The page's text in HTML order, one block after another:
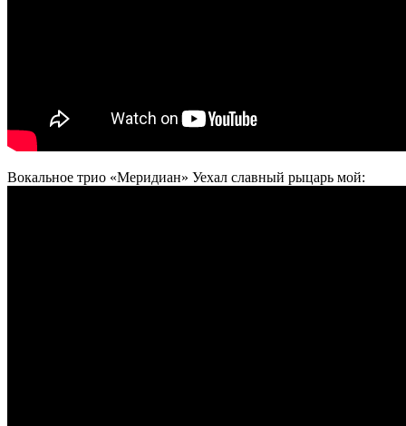
Вокальное трио «Меридиан» Уехал славный рыцарь мой: